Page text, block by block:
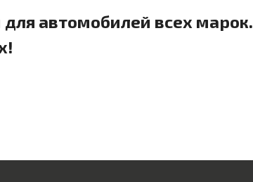
автомобилей всех марок.